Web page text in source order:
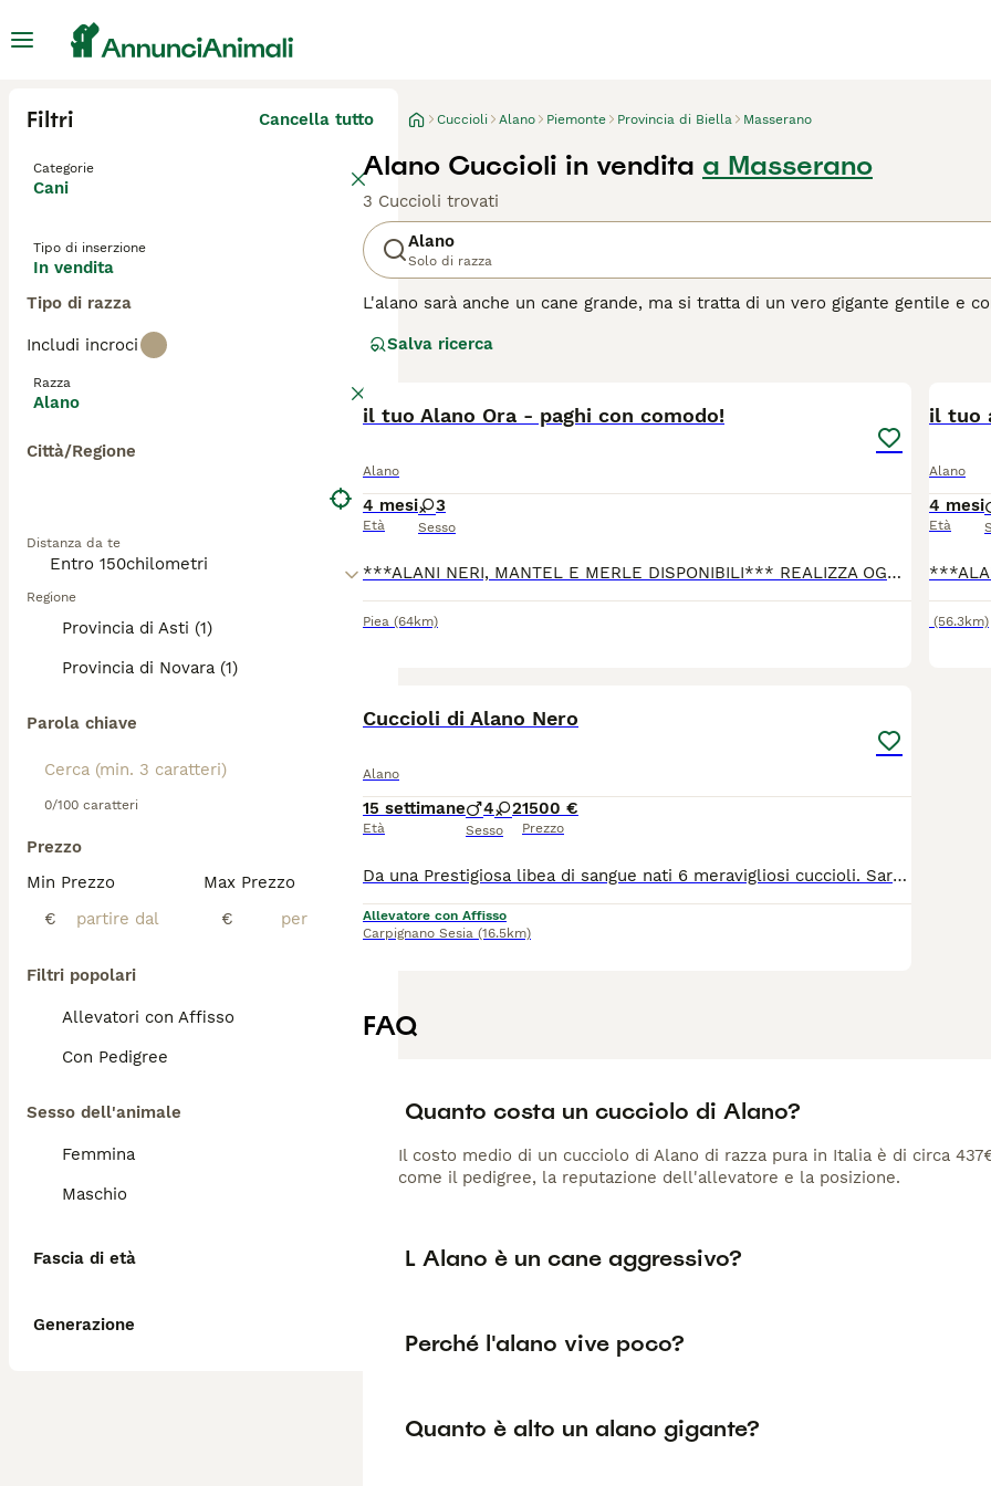
Filtri Cancella tutto
Categorie
Cani
Tipo di inserzione
In vendita
Tipo di razza
Includi incroci
Razza
Alano
Città/Regione
Distanza da te
Regione
Provincia di Asti (1)
Provincia di Novara (1)
Parola chiave
0/100 caratteri
Prezzo
Min Prezzo
€
Max Prezzo
€
Filtri popolari
Allevatori con Affisso
Con Pedigree
Sesso dell'animale
Femmina
Maschio
Fascia di età
Generazione
Cuccioli Alano Piemonte Provincia di Biella Masserano
Alano Cuccioli in vendita a Masserano
3 Cuccioli trovati
Alano
Solo di razza
L'alano sarà anche un cane grande, ma si tratta di un vero gigante gentile e
sembrano avere una buona affinità con i bambini di tutte le età. Il loro
Leggi lanostra pagina di consigli sul Alanoper informazioni su questa razza
Salva ricerca
il tuo Alano Ora - paghi con comodo!
Alano
4 mesi
Età
3
Sesso
***ALANI NERI, MANTEL E MERLE DISPONIBILI*** REALIZZA OGGI IL SOGNO DI UN ALANO portandolo a casa subito E IL PAGAMENTO LO AFFRONTI IN COMODE RATE ANCHE SENZA FINANZIARIA. Vendo cuccioli di Alano, maschi e femmine. Colorazioni: NERA, MANTEL, MERLE * Pronti a lasciare la mamma! OGNI CUCCIOLO VIENE CEDUTO CON: * Libretto Sanitario * Microchip * Vaccini completi * Sverminazione completa * Trattamento preventivo Filaria * Pedigree * Genitori con DNA depositato * Veniamo Incontro alle Tue Esigenze Sappiamo che accogliere un Alano è un passo importante, per questo offriamo la massima flessibilità: Pagamento personalizzato: Possibilità di pagamento dilazionato, gestito direttamente con noi, anche senza finanziaria. Consegna a domicilio: Possibilità di portare il cucciolo direttamente a casa della nuova famiglia, per un viaggio sicuro e senza stress. * Per informazioni, foto dei singoli cuccioli o per venire a conoscerli di persona, contattaci in privato!
Piea (64km)
il tuo
Alano
4 mesi
Età
(56.3km)
Cuccioli di Alano Nero
Alano
15 settimane
Età
4 2
Sesso
1500 €
Prezzo
Da una Prestigiosa libea di sangue nati 6 meravigliosi cuccioli. Saranno disponibili con vaccinazioni (per eta') Pedigree ENCI iscritti anagrafe canina, piu volte sverminati. Solo per appassionati e amanti della razza.
Allevatore con Affisso
Carpignano Sesia (16.5km)
FAQ
Quanto costa un cucciolo di Alano?
Il costo medio di un cucciolo di Alano di razza pura in Italia è di circa
come il pedigree, la reputazione dell'allevatore e la posizione.
L Alano è un cane aggressivo?
Perché l'alano vive poco?
Quanto è alto un alano gigante?